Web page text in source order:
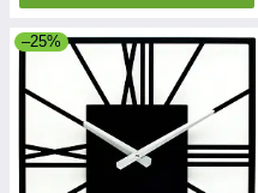
–25%